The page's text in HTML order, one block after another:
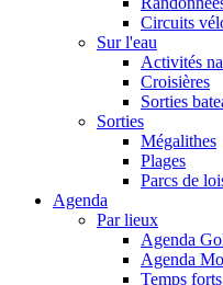
Circuits
Sur l'eau
Activités
Croisières
Sorties
Sorties
Mégalithes
Plages
Parcs de
Agenda
Par lieux
Agenda
Agenda
Temps